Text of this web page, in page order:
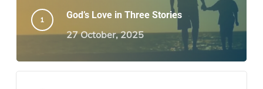
God’s Love in Three Stories
27 October, 2025